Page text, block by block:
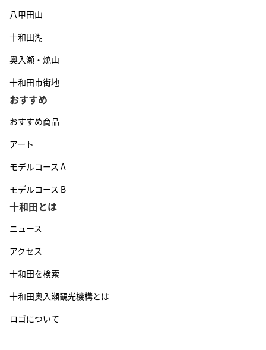
八甲田山
十和田湖
奥入瀬・焼山
十和田市街地
おすすめ
おすすめ商品
アート
モデルコース A
モデルコース B
十和田とは
ニュース
アクセス
十和田を検索
十和田奥入瀬観光機構とは
ロゴについて